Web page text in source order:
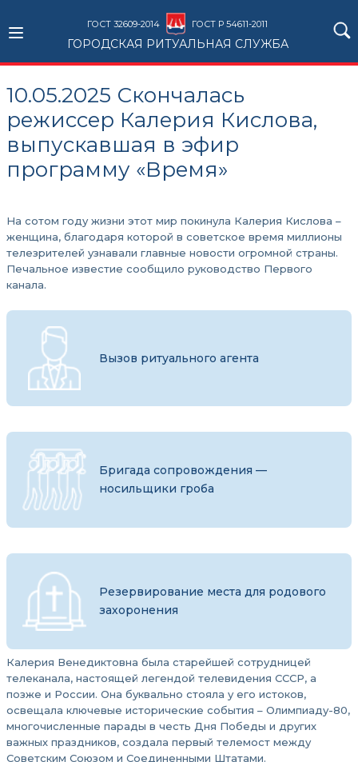
ГОСТ 32609-2014 ГОСТ Р 54611-2011
ГОРОДСКАЯ РИТУАЛЬНАЯ СЛУЖБА
10.05.2025 Скончалась
режиссер Калерия Кислова,
выпускавшая в эфир
программу «Время»
На сотом году жизни этот мир покинула Калерия Кислова –
женщина, благодаря которой в советское время миллионы
телезрителей узнавали главные новости огромной страны.
Печальное известие сообщило руководство Первого
канала.
Вызов ритуального агента
Бригада сопровождения —
носильщики гроба
Резервирование места для родового
захоронения
Калерия Венедиктовна была старейшей сотрудницей
телеканала, настоящей легендой телевидения СССР, а
позже и России. Она буквально стояла у его истоков,
освещала ключевые исторические события – Олимпиаду-80,
многочисленные парады в честь Дня Победы и других
важных праздников, создала первый телемост между
Советским Союзом и Соединенными Штатами.